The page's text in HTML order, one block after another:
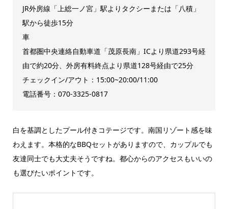
JR外房線「上総一ノ宮」駅よりタクシーまたは「八積」
駅から徒歩15分
車
首都圏中央連絡自動車道「茂原長南」ICより県道293号経
由で約20分、外房有料終点より県道128号経由で25分
チェックイン/アウト：15:00~20:00/11:00
電話番号：070-3325-0817
白を基調としたプール付きコテージです。南国リゾート感を味
わえます。本格的なBBQセットがありますので、カップルでも
友達同士でも大丈夫そうですね。都心からのアクセスもいいの
も選びたいポイントです。